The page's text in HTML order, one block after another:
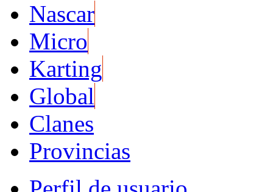
Nascar
Micro
Karting
Global
Clanes
Provincias